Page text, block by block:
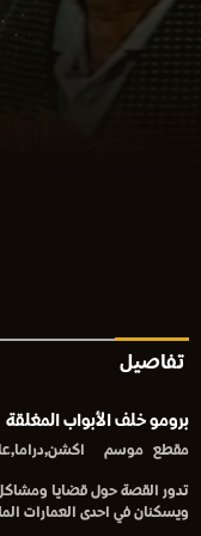
تفاصيل
برومو خلف الأبواب المغلقة
مقطع موسم
تدور القصة حول قضايا
ويسكنان في احدى العمارات